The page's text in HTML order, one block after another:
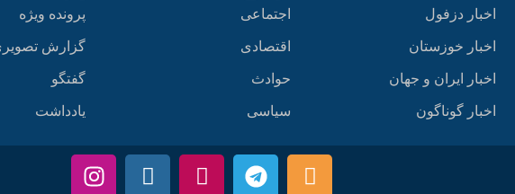
اخبار دزفول
اخبار خوزستان
اخبار ایران و جهان
اخبار گوناگون
اجتماعی
اقتصادی
حوادث
سیاسی
پرونده ویژه
گزارش
گفتگو
یادداشت